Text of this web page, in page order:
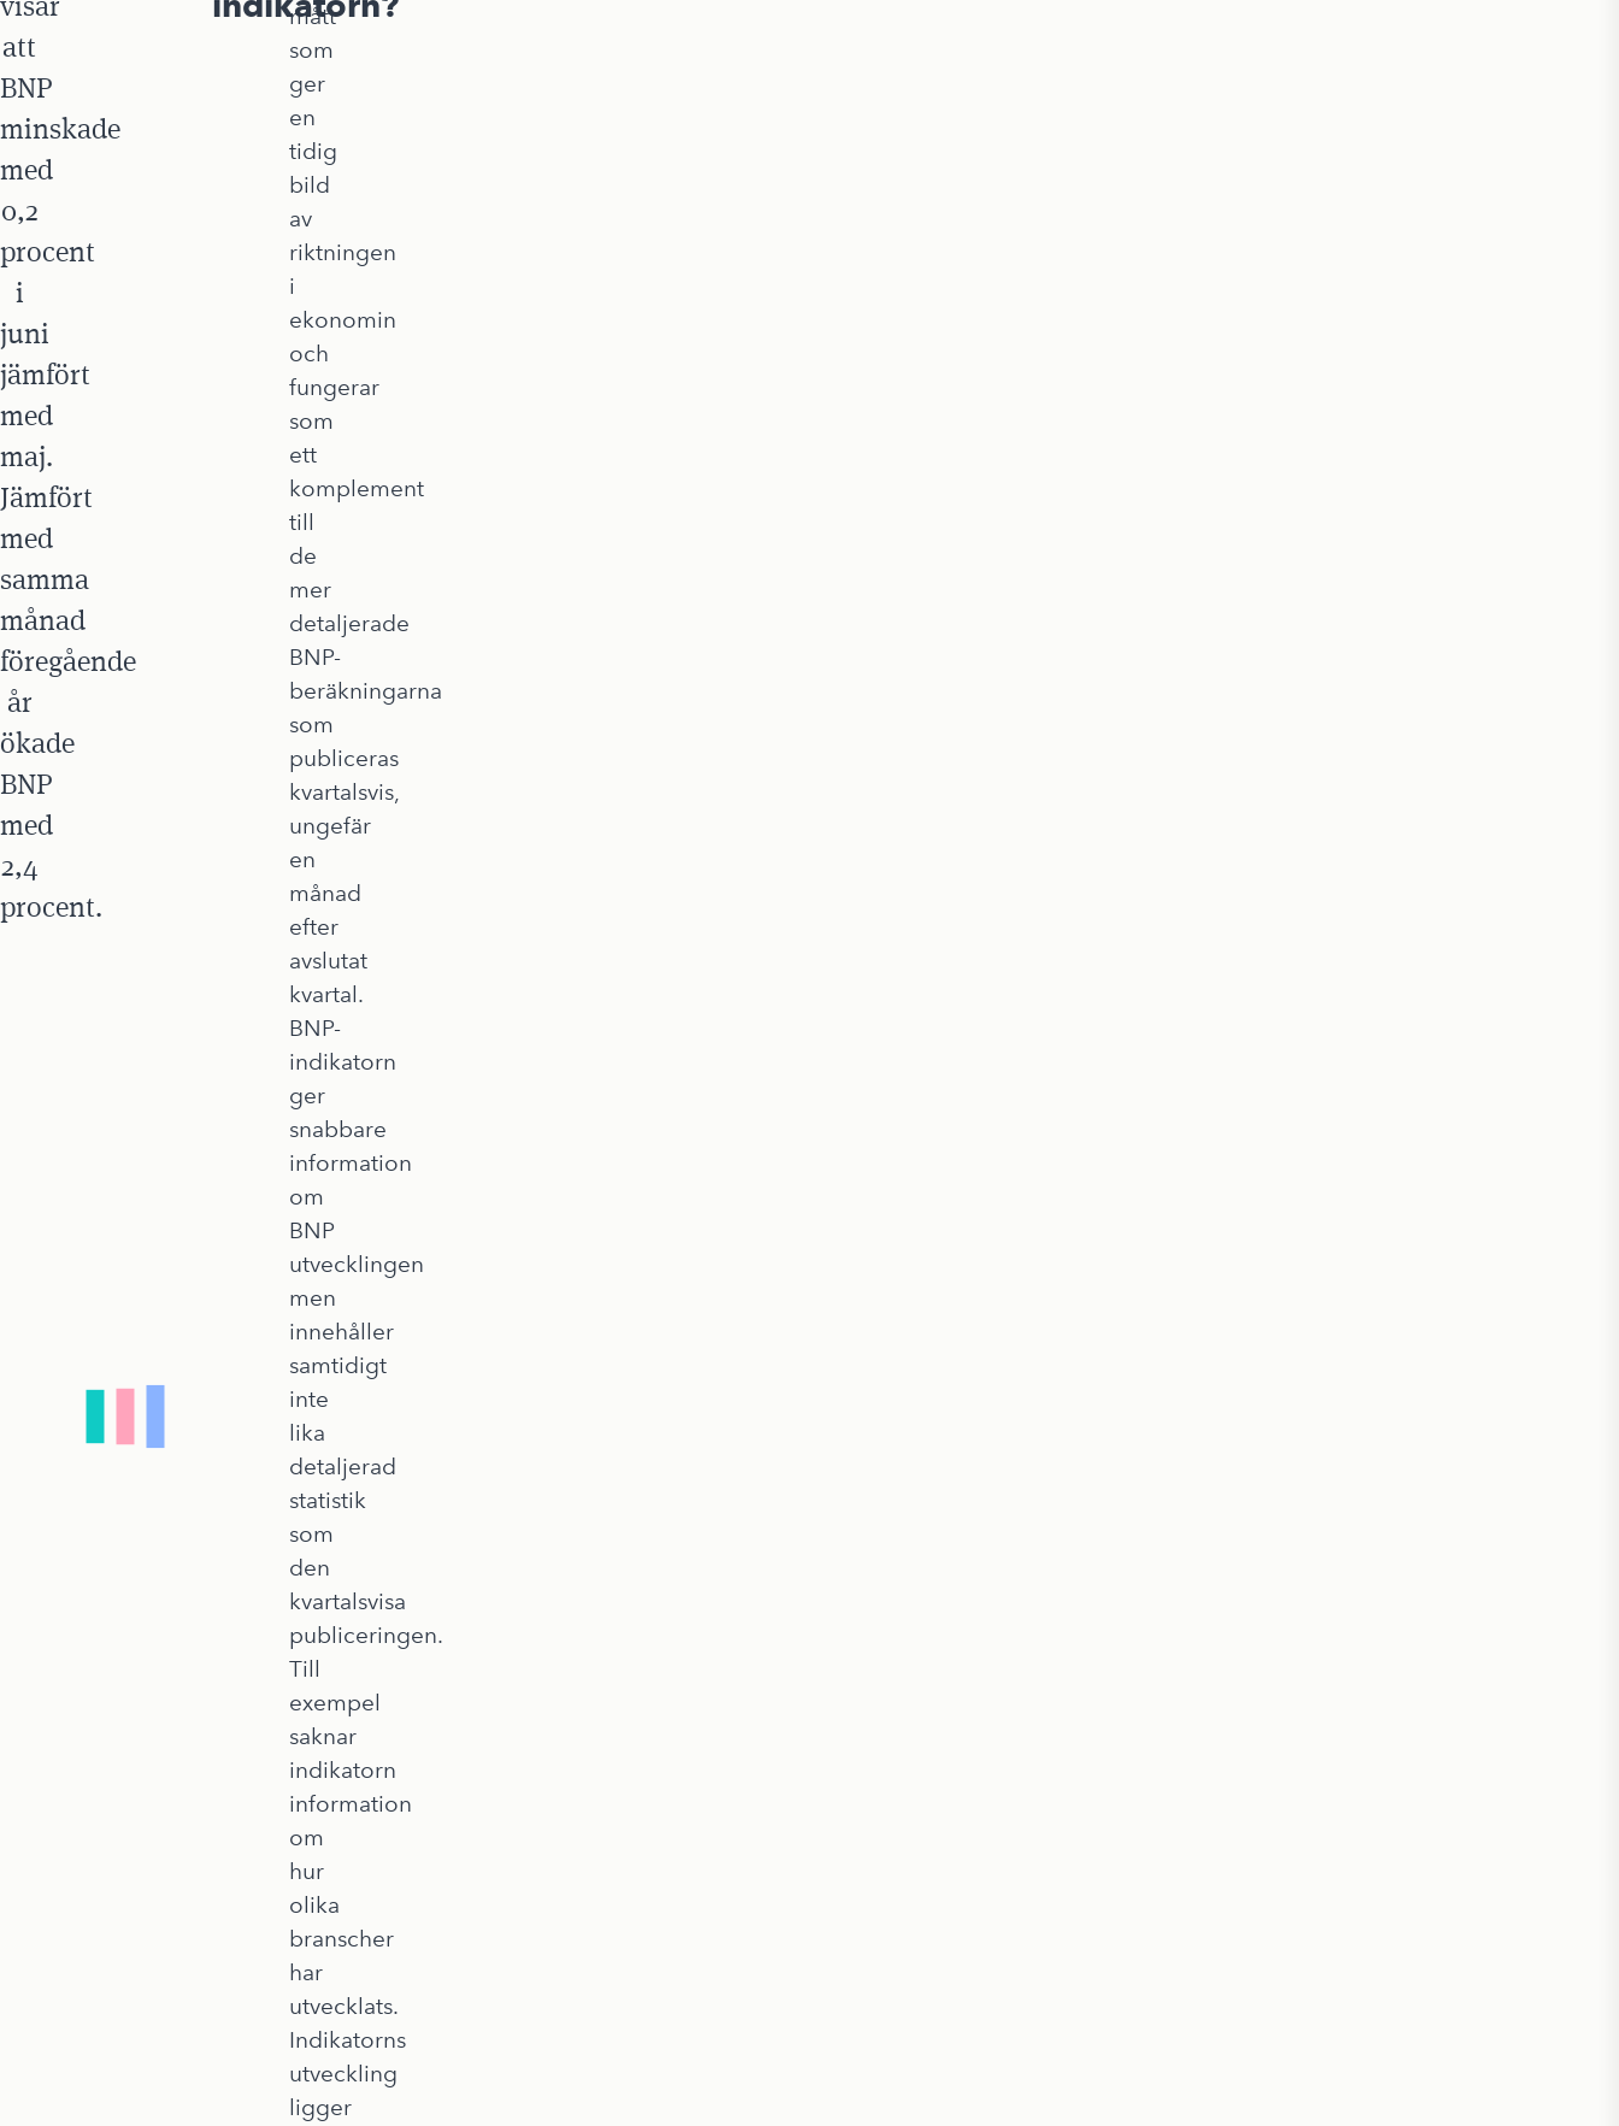
att
BNP
minskade
med
0,2
procent
i
juni
jämfört
med
maj.
Jämfört
med
samma
månad
föregående
år
ökade
BNP
med
2,4
procent.
mått
som
ger
en
tidig
bild
av
riktningen
i
ekonomin
och
fungerar
som
ett
komplement
till
de
mer
detaljerade
BNP-
beräkningarna
som
publiceras
kvartalsvis,
ungefär
en
månad
efter
avslutat
kvartal.
BNP-
indikatorn
ger
snabbare
information
om
BNP
utvecklingen
men
innehåller
samtidigt
inte
lika
detaljerad
statistik
som
den
kvartalsvisa
publiceringen.
Till
exempel
saknar
indikatorn
information
om
hur
olika
branscher
har
utvecklats.
Indikatorns
utveckling
ligger